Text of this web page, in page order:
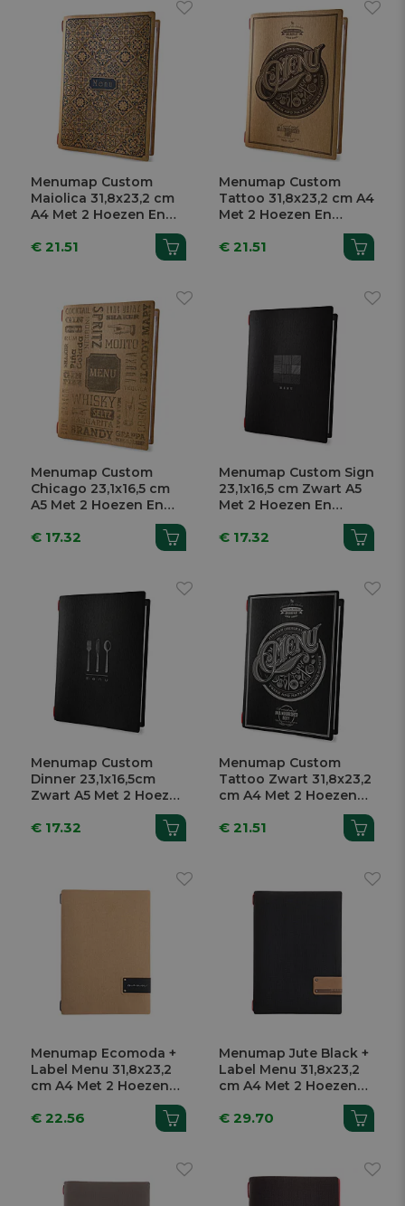
Menumap Custom
Maiolica 31,8x23,2 cm
A4 Met 2 Hoezen En
€ 21.51
Menumap Custom
Tattoo 31,8x23,2 cm A4
Met 2 Hoezen En
€ 21.51
Menumap Custom
Chicago 23,1x16,5 cm
A5 Met 2 Hoezen En
€ 17.32
Menumap Custom Sign
23,1x16,5 cm Zwart A5
Met 2 Hoezen En
€ 17.32
Menumap Custom
Dinner 23,1x16,5cm
Zwart A5 Met 2 Hoezen
€ 17.32
Menumap Custom
Tattoo Zwart 31,8x23,2
cm A4 Met 2 Hoezen
€ 21.51
Menumap Ecomoda +
Label Menu 31,8x23,2
cm A4 Met 2 Hoezen
€ 22.56
Menumap Jute Black +
Label Menu 31,8x23,2
cm A4 Met 2 Hoezen
€ 29.70